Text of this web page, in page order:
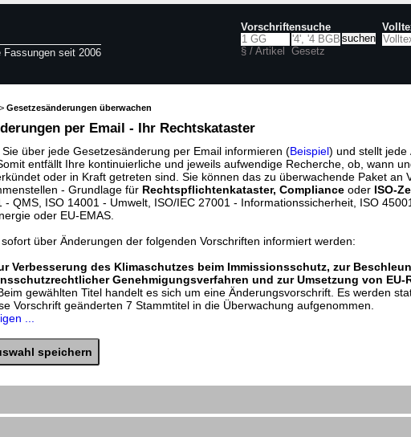
Fassungen seit 2006
Vorschriftensuche
§ / Artikel Gesetz
> Gesetzesänderungen überwachen
per Email - Ihr Rechtskataster
Sie über jede Gesetzesänderung per Email informieren (Beispiel) und stellt jede
entfällt Ihre kontinuierliche und jeweils aufwendige Recherche, ob, wann
oder in Kraft getreten sind. Sie können das zu überwachende Paket an
- Grundlage für Rechtspflichtenkataster, Compliance oder ISO-
- QMS, ISO 14001 - Umwelt, ISO/IEC 27001 - Informationssicherheit, ISO
oder EU-EMAS.
über Änderungen der folgenden Vorschriften informiert werden:
Verbesserung des Klimaschutzes beim Immissionsschutz, zur
Genehmigungsverfahren und zur Umsetzung von EU-
gewählten Titel handelt es sich um eine Änderungsvorschrift. Es werden
Vorschrift geänderten 7 Stammtitel in die Überwachung aufgenommen.
...